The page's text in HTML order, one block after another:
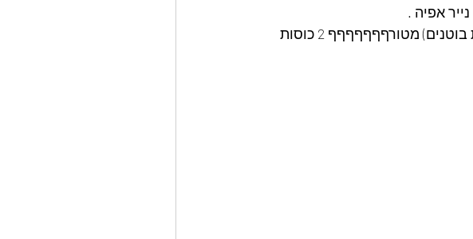
לאפות 180 מעלות 12 עד 15 דקות  ממשיכים עם טארפש (מושלגות בוטנים) מטורףףףףףףף 2 כוסות